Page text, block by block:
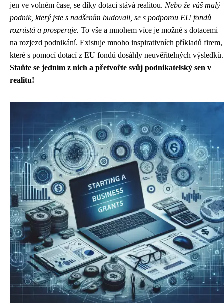
jen ve volném čase, se díky dotaci stává realitou. Nebo že váš malý
podnik, který jste s nadšením budovali, se s podporou EU fondů
rozrůstá a prosperuje. To vše a mnohem více je možné s dotacemi
na rozjezd podnikání. Existuje mnoho inspirativních příkladů firem,
které s pomocí dotací z EU fondů dosáhly neuvěřitelných výsledků.
Staňte se jedním z nich a přetvořte svůj podnikatelský sen v
realitu!